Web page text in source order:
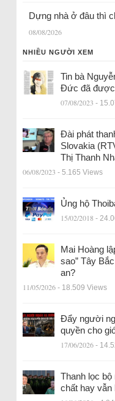
Dựng nhà ở đâu thì
08/08/2026
NHIỀU NGƯỜI XEM
Tin bà
Đức đã được
07/08/2023 -
Đài phát
Slovakia
Thị Thanh
06/08/2023 - 5.165 Views
Ủng hộ
15/02/2018 -
Mai Hoàng
sao” Tây
an?
11/05/2026 - 18.509 Views
Đẩy người
quyền cho
17/06/2026 -
Thanh lọc bộ
chất hay vẫn